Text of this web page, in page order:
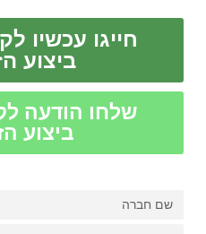
חייגו עכשיו
ביצוע
שלחו הודעה
ביצוע